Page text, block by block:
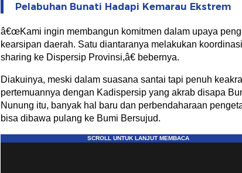
Pelabuhan Bunati Hadapi Kemarau Ekstrem
â€œKami ingin membangun komitmen dalam upaya
kearsipan daerah. Satu diantaranya melakukan
sharing ke Dispersip Provinsi,â€ bebernya.
Diakuinya, meski dalam suasana santai tapi penuh
pertemuannya dengan Kadispersip yang akrab disapa
Nunung itu, banyak hal baru dan perbendaharaan
bisa dibawa pulang ke Bumi Bersujud.